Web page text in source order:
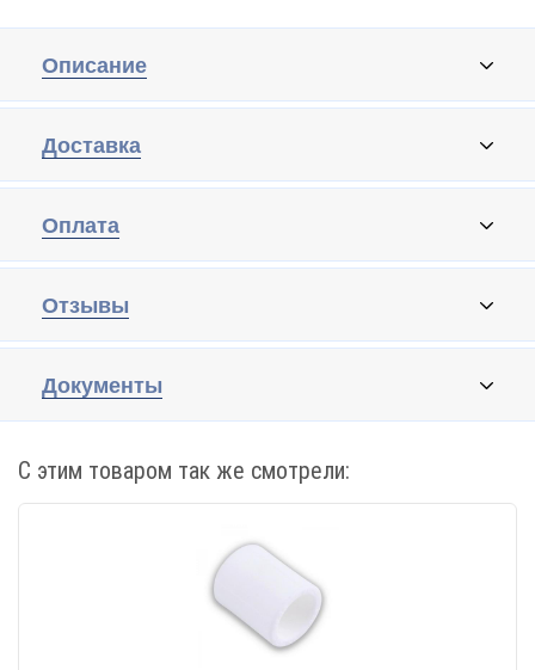
Описание
Доставка
Оплата
Отзывы
Документы
С этим товаром так же смотрели: